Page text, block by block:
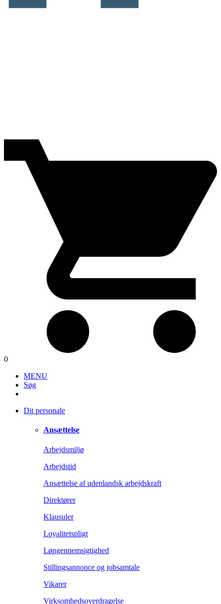
0
MENU
Søg
Dit personale
Ansættelse
Arbejdsmiljø
Arbejdstid
Ansættelse af udenlandsk arbejdskraft
Direktører
Klausuler
Loyalitetspligt
Løngennemsigtighed
Stillingsannonce og jobsamtale
Vikarer
Virksomhedsoverdragelse